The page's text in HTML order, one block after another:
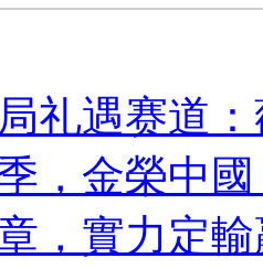
礼遇赛道
，金榮中
，實力定